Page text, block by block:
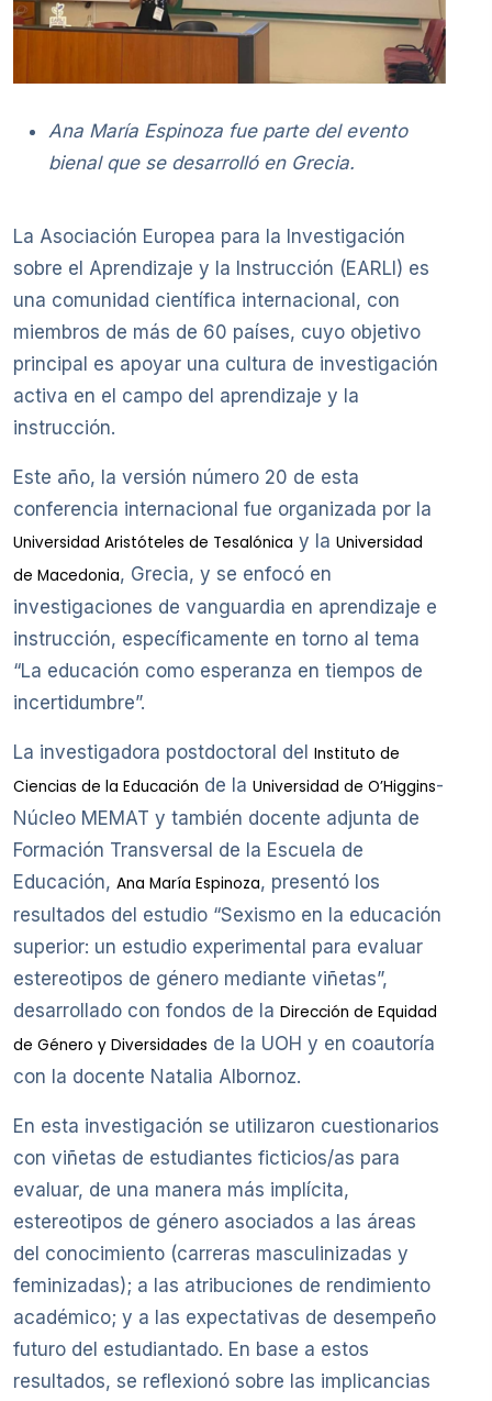
Ana María Espinoza fue parte del evento
bienal que se desarrolló en Grecia.
La Asociación Europea para la Investigación
sobre el Aprendizaje y la Instrucción (EARLI) es
una comunidad científica internacional, con
miembros de más de 60 países, cuyo objetivo
principal es apoyar una cultura de investigación
activa en el campo del aprendizaje y la
instrucción.
Este año, la versión número 20 de esta
conferencia internacional fue organizada por la
Universidad Aristóteles de Tesalónica y la Universidad
de Macedonia, Grecia, y se enfocó en
investigaciones de vanguardia en aprendizaje e
instrucción, específicamente en torno al tema
“La educación como esperanza en tiempos de
incertidumbre”.
La investigadora postdoctoral del Instituto de
Ciencias de la Educación de la Universidad de O’Higgins-
Núcleo MEMAT y también docente adjunta de
Formación Transversal de la Escuela de
Educación, Ana María Espinoza, presentó los
resultados del estudio “Sexismo en la educación
superior: un estudio experimental para evaluar
estereotipos de género mediante viñetas”,
desarrollado con fondos de la Dirección de Equidad
de Género y Diversidades de la UOH y en coautoría
con la docente Natalia Albornoz.
En esta investigación se utilizaron cuestionarios
con viñetas de estudiantes ficticios/as para
evaluar, de una manera más implícita,
estereotipos de género asociados a las áreas
del conocimiento (carreras masculinizadas y
feminizadas); a las atribuciones de rendimiento
académico; y a las expectativas de desempeño
futuro del estudiantado. En base a estos
resultados, se reflexionó sobre las implicancias